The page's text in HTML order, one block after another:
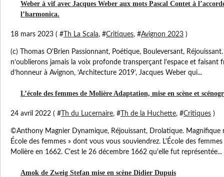
Weber à vif avec Jacques Weber aux mots Pascal Contet à
l’harmonica.
18 mars 2023 ( # Th La Scala, #Critiques, #Avignon 2023 )
(c) Thomas O'Brien Passionnant, Poétique, Bouleversant,
n’oublierons jamais la voix profonde transperçant l’espace et faisant
d’honneur à Avignon, ‘Architecture 2019’, Jacques Weber qui...
L’école des femmes de Molière Adaptation, mise en scène et
24 avril 2022 ( # Th du Lucernaire, # Th de la Huchette, #Critiques )
©Anthony Magnier Dynamique, Réjouissant, Drolatique. Magnifique
École des femmes » dont vous vous souviendrez. L'École des
Molière en 1662. C'est le 26 décembre 1662 qu'elle fut représentée...
Amok de Zweig Stefan mise en scène Didier Dupuis